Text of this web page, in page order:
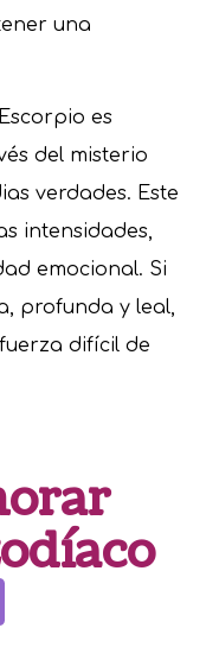
una
es
del misterio
verdades. Este
intensidades,
emocional. Si
profunda y leal,
difícil de